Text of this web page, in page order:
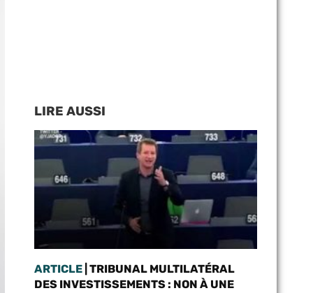
LIRE AUSSI
ARTICLE| TRIBUNAL MULTILATÉRAL
DES INVESTISSEMENTS : NON À UNE